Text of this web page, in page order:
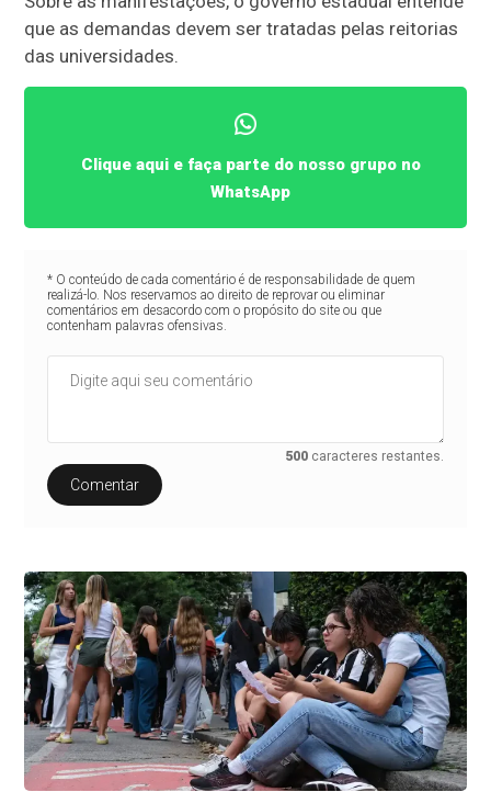
que as demandas devem ser tratadas pelas reitorias
das universidades.
Clique aqui e faça parte do nosso grupo no
WhatsApp
* O conteúdo de cada comentário é de responsabilidade de quem
realizá-lo. Nos reservamos ao direito de reprovar ou eliminar
comentários em desacordo com o propósito do site ou que
contenham palavras ofensivas.
500 caracteres restantes.
Comentar